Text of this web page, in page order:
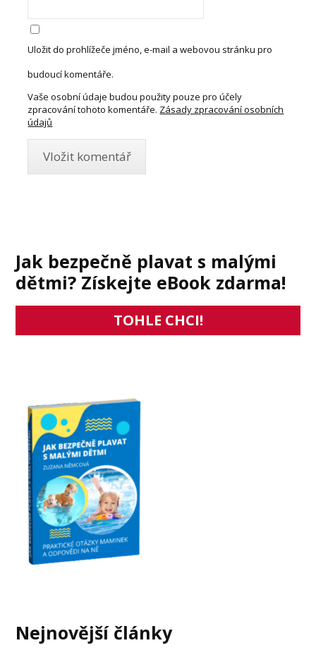
Uložit do prohlížeče jméno, e-mail a webovou stránku pro
budoucí komentáře.
Vaše osobní údaje budou použity pouze pro účely
zpracování tohoto komentáře. Zásady zpracování osobních
údajů
Jak bezpečně plavat s malými
dětmi? Získejte eBook zdarma!
TOHLE CHCI!
Nejnovější články